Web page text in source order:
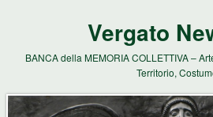
Vergato
BANCA della MEMORIA COLLETTIVA –
Territorio,